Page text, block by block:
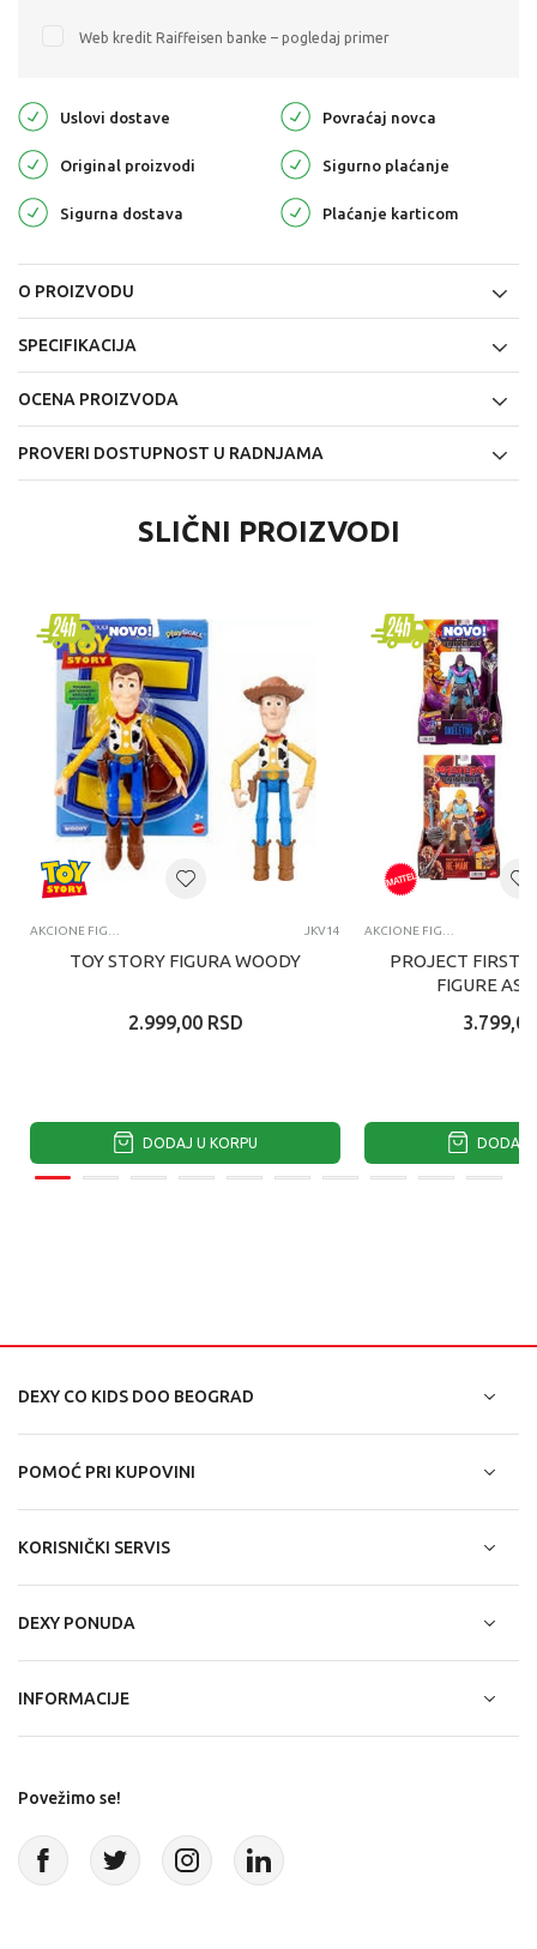
Web kredit Raiffeisen banke – pogledaj primer
Uslovi dostave Povraćaj novca
Original proizvodi Sigurno plaćanje
Sigurna dostava Plaćanje karticom
O PROIZVODU
SPECIFIKACIJA
OCENA PROIZVODA
PROVERI DOSTUPNOST U RADNJAMA
SLIČNI PROIZVODI
AKCIONE FIGURE I SETOVI JKV14
TOY STORY FIGURA WOODY
2.999,00 RSD
DODAJ U KORPU
AKCIONE FIGURE I SETOVI
PROJECT FIRST
FIGURE
3.799,00
DODAJ
DEXY CO KIDS DOO BEOGRAD
POMOĆ PRI KUPOVINI
KORISNIČKI SERVIS
DEXY PONUDA
INFORMACIJE
Povežimo se!